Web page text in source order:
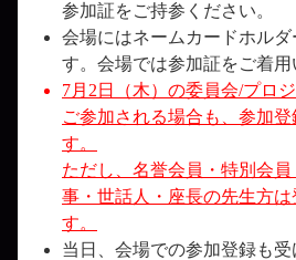
参加証をご持参ください。
会場にはネームカードホルダ
す。会場では参加証をご着用
7月2日（木）の委員会/プロ
ご参加される場合も、参加登
す。
ただし、名誉会員・特別会
事・世話人・座長の先生方は
す。
当日、会場での参加登録も